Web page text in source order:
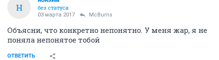
Н
без статуса
03 марта 2017 McBurns
Объясни, что конкретно непонятно. У меня жар, я не
поняла непонятое тобой
ОТВЕТИТЬ